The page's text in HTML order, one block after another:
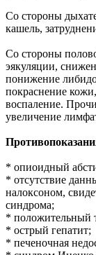
Со стороны
кашель,
Со стороны
эякуляции,
понижение
покраснение
воспаление.
увеличение
* опиоидный
* отсутствие
налоксоном,
синдрома;
* положительный
* острый гепатит;
* печеночная